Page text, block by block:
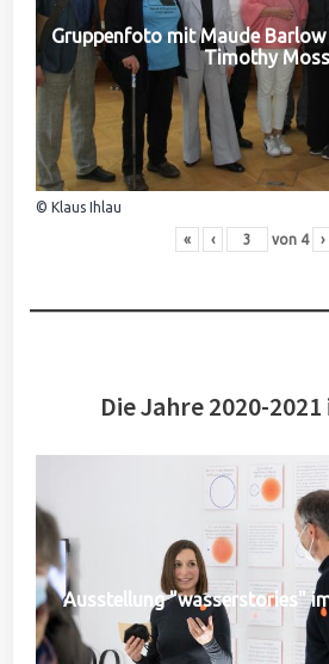
Gruppenfoto mit Maude Barlow
Timothy Moss
© Klaus Ihlau
« ‹ von 4 ›
Die Jahre 2020-
Ausstellung "wasserstories"